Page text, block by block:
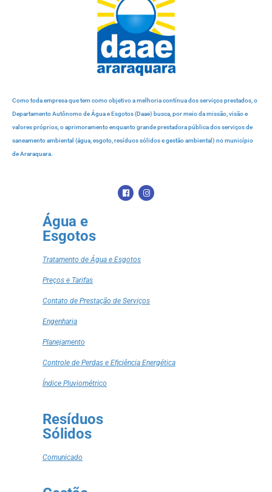
Como toda empresa que tem como objetivo a melhoria contínua dos serviços prestados, o
Departamento Autônomo de Água e Esgotos (Daae) busca, por meio da missão, visão e
valores próprios, o aprimoramento enquanto grande prestadora pública dos serviços de
saneamento ambiental (água, esgoto, resíduos sólidos e gestão ambiental) no município
de Araraquara.
Água e
Esgotos
Tratamento de Água e Esgotos
Preços e Tarifas
Contato de Prestação de Serviços
Engenharia
Planejamento
Controle de Perdas e Eficiência Energética
Índice Pluviométrico
Resíduos
Sólidos
Comunicado